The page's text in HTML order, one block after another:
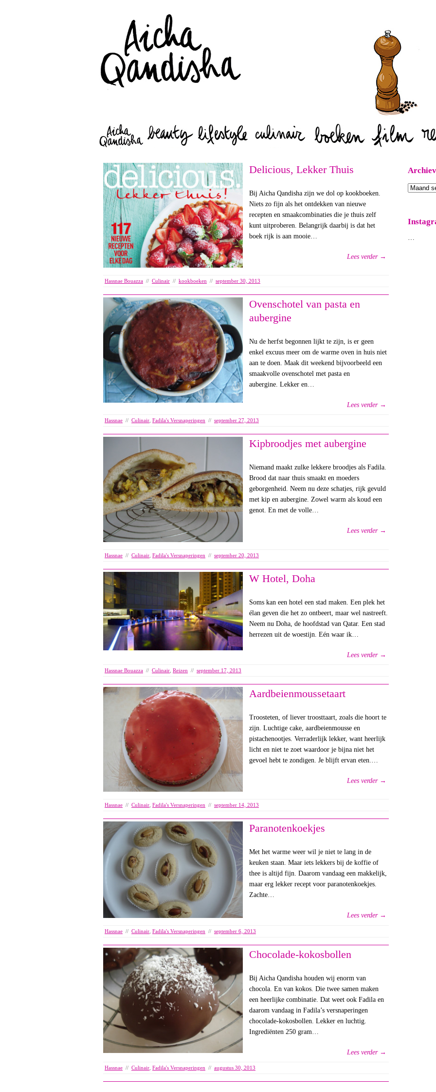
Delicious, Lekker Thuis
Bij Aicha Qandisha zijn we dol op kookboeken.
Niets zo fijn als het ontdekken van nieuwe
recepten en smaakcombinaties die je thuis zelf
kunt uitproberen. Belangrijk daarbij is dat het
boek rijk is aan mooie…
Lees verder →
Hassnae Bouazza // Culinair // kookboeken // september 30, 2013
Ovenschotel van pasta en
aubergine
Nu de herfst begonnen lijkt te zijn, is er geen
enkel excuus meer om de warme oven in huis niet
aan te doen. Maak dit weekend bijvoorbeeld een
smaakvolle ovenschotel met pasta en
aubergine. Lekker en…
Lees verder →
Hassnae // Culinair Fadila's Versnaperingen // september 27, 2013
Kipbroodjes met aubergine
Niemand maakt zulke lekkere broodjes als Fadila.
Brood dat naar thuis smaakt en moeders
geborgenheid. Neem nu deze schatjes, rijk gevuld
met kip en aubergine. Zowel warm als koud een
genot. En met de volle…
Lees verder →
Hassnae // Culinair Fadila's Versnaperingen // september 20, 2013
W Hotel, Doha
Soms kan een hotel een stad maken. Een plek het
élan geven die het zo ontbeert, maar wel nastreeft.
Neem nu Doha, de hoofdstad van Qatar. Een stad
herrezen uit de woestijn. Eén waar ik…
Lees verder →
Hassnae Bouazza // Culinair Reizen // september 17, 2013
Aardbeienmoussetaart
Troosteten, of liever troosttaart, zoals die hoort te
zijn. Luchtige cake, aardbeienmousse en
pistachenootjes. Verraderlijk lekker, want heerlijk
licht en niet te zoet waardoor je bijna niet het
gevoel hebt te zondigen. Je blijft ervan eten.…
Lees verder →
Hassnae // Culinair Fadila's Versnaperingen // september 14, 2013
Paranotenkoekjes
Met het warme weer wil je niet te lang in de
keuken staan. Maar iets lekkers bij de koffie of
thee is altijd fijn. Daarom vandaag een makkelijk,
maar erg lekker recept voor paranotenkoekjes.
Zachte…
Lees verder →
Hassnae // Culinair Fadila's Versnaperingen // september 6, 2013
Chocolade-kokosbollen
Bij Aicha Qandisha houden wij enorm van
chocola. En van kokos. Die twee samen maken
een heerlijke combinatie. Dat weet ook Fadila en
daarom vandaag in Fadila’s versnaperingen
chocolade-kokosbollen. Lekker en luchtig.
Ingrediënten 250 gram…
Lees verder →
Hassnae // Culinair Fadila's Versnaperingen // augustus 30, 2013
Archieven
…